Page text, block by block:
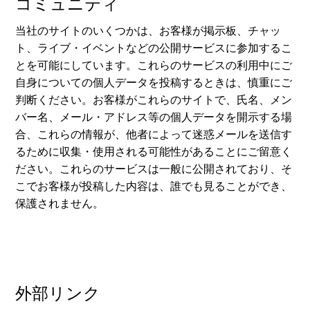
当社のサイトのいくつかは、お客様が掲示板、チャッ
ト、ライブ・イベントなどの公開サービスに参加するこ
とを可能にしています。これらのサービスの利用中にご
自身についての個人データを投稿するときは、慎重にご
判断ください。お客様がこれらのサイトで、氏名、メン
バー名、メール・アドレス等の個人データを開示する場
合、これらの情報が、他者によって迷惑メールを送信す
るために収集・使用される可能性があることにご留意く
ださい。これらのサービスは一般に公開されており、そ
こでお客様が投稿した内容は、誰でも見ることができ、
保護されません。
外部リンク